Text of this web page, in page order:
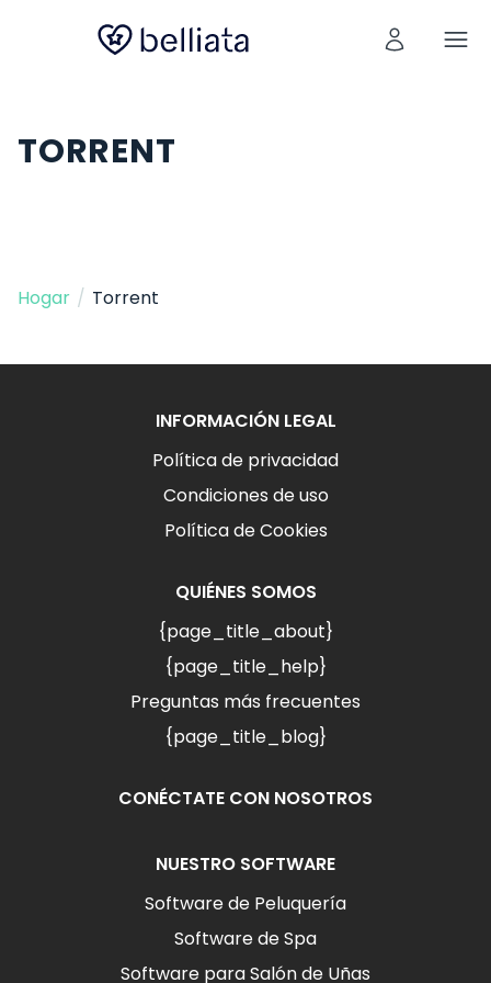
TORRENT
Hogar / Torrent
INFORMACIÓN LEGAL
Política de privacidad
Condiciones de uso
Política de Cookies
QUIÉNES SOMOS
{page_title_about}
{page_title_help}
Preguntas más frecuentes
{page_title_blog}
CONÉCTATE CON NOSOTROS
NUESTRO SOFTWARE
Software de Peluquería
Software de Spa
Software para Salón de Uñas